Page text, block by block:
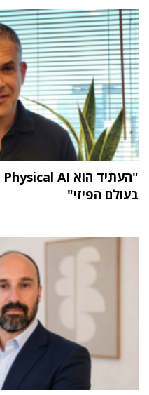
בעולם הפיזי"